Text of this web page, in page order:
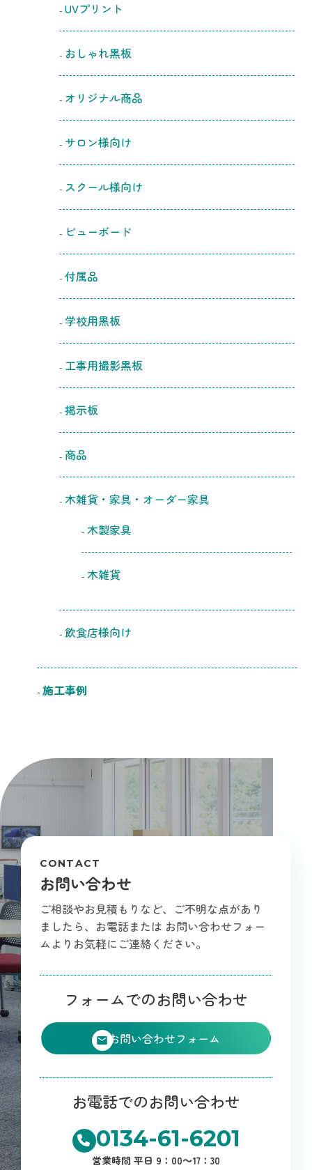
UVプリント
おしゃれ黒板
オリジナル商品
サロン様向け
スクール様向け
ビューボード
付属品
学校用黒板
工事用撮影黒板
掲示板
商品
木雑貨・家具・オーダー家具
木製家具
木雑貨
飲食店様向け
施工事例
CONTACT
お問い合わせ
ご相談やお見積もりなど、ご不明な点があり
ましたら、お電話または お問い合わせフォー
ムよりお気軽にご連絡ください。
フォームでのお問い合わせ
お問い合わせフォーム
お電話でのお問い合わせ
0134-61-6201
営業時間 平日 9：00～17：30